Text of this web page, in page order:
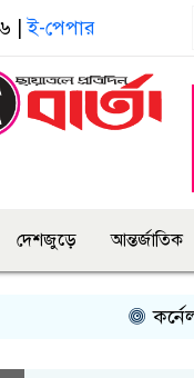
|ই-পেপার
দেশজুড়ে আন্তর্জাতিক
কর্নেল